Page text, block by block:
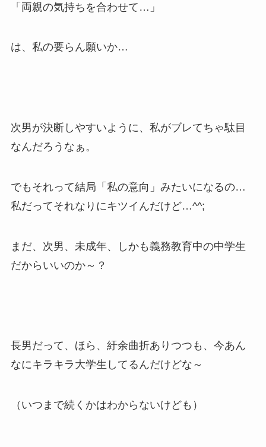
「両親の気持ちを合わせて…」
は、私の要らん願いか…
次男が決断しやすいように、私がブレてちゃ駄目
なんだろうなぁ。
でもそれって結局「私の意向」みたいになるの…
私だってそれなりにキツイんだけど…^^;
まだ、次男、未成年、しかも義務教育中の中学生
だからいいのか～？
長男だって、ほら、紆余曲折ありつつも、今あん
なにキラキラ大学生してるんだけどな～
（いつまで続くかはわからないけども）